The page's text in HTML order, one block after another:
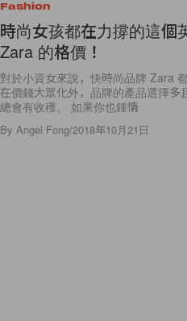
Fashion
時尚女孩都在力撐的這個
Zara 的格價！
對於小資女來說，快時尚品牌 Zara
在價錢大眾化外，品牌的產品選擇
總會有收穫。 如果你也鍾情
By Angel Fong/2018年10月21日